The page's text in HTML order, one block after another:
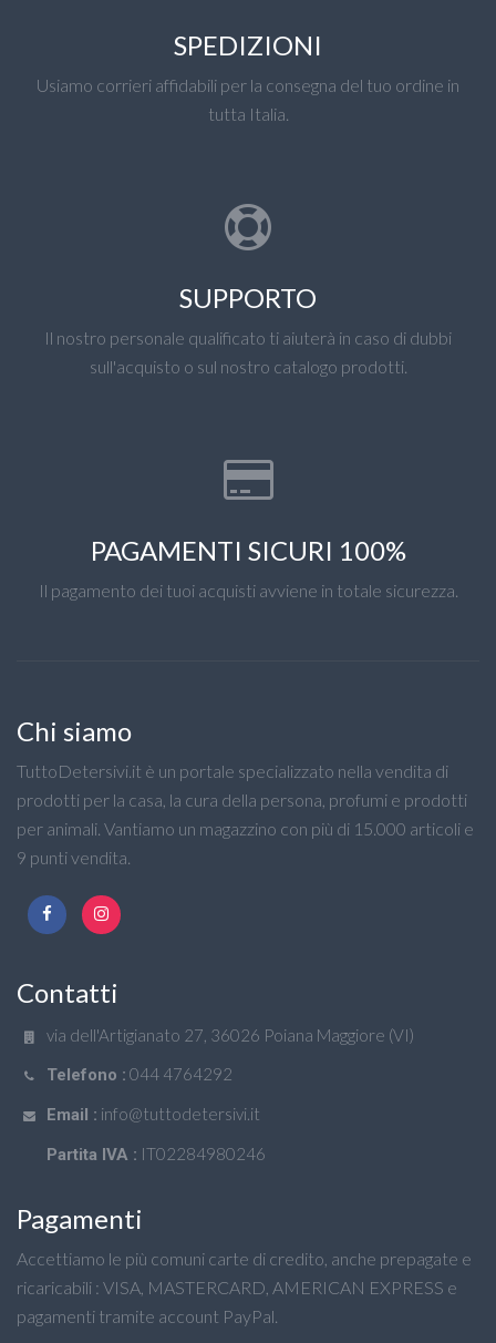
SPEDIZIONI
Usiamo corrieri affidabili per la consegna del tuo ordine in
tutta Italia.
SUPPORTO
Il nostro personale qualificato ti aiuterà in caso di dubbi
sull'acquisto o sul nostro catalogo prodotti.
PAGAMENTI SICURI 100%
Il pagamento dei tuoi acquisti avviene in totale sicurezza.
Chi siamo
TuttoDetersivi.it è un portale specializzato nella vendita di
prodotti per la casa, la cura della persona, profumi e prodotti
per animali. Vantiamo un magazzino con più di 15.000 articoli e
9 punti vendita.
Contatti
via dell'Artigianato 27, 36026 Poiana Maggiore (VI)
Telefono : 044 4764292
Email : info@tuttodetersivi.it
Partita IVA : IT02284980246
Pagamenti
Accettiamo le più comuni carte di credito, anche prepagate e
ricaricabili : VISA, MASTERCARD, AMERICAN EXPRESS e
pagamenti tramite account PayPal.